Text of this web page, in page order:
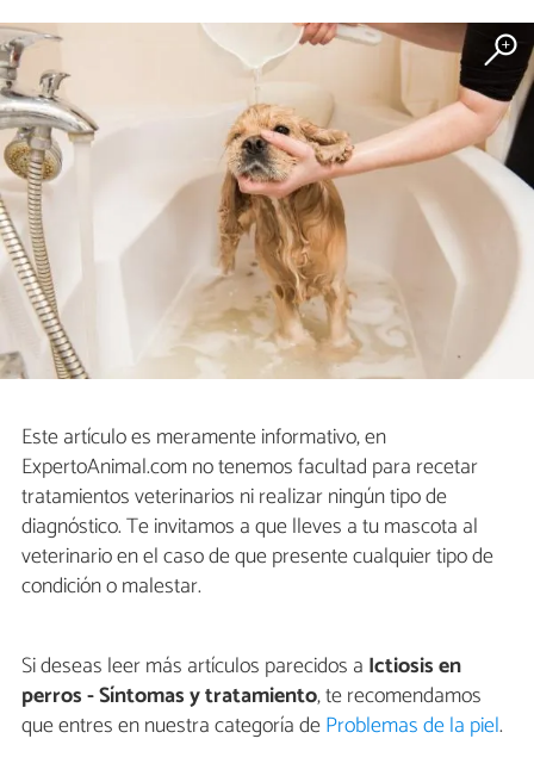
Este artículo es meramente informativo, en
ExpertoAnimal.com no tenemos facultad para recetar
tratamientos veterinarios ni realizar ningún tipo de
diagnóstico. Te invitamos a que lleves a tu mascota al
veterinario en el caso de que presente cualquier tipo de
condición o malestar.
Si deseas leer más artículos parecidos a Ictiosis en
perros - Síntomas y tratamiento, te recomendamos
que entres en nuestra categoría deProblemas de la piel.